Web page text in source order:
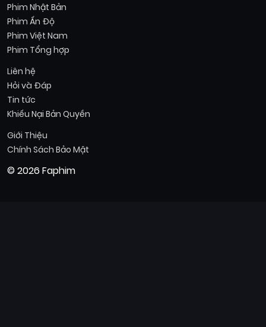
Phim Nhật Bản
Phim Ấn Độ
Phim Việt Nam
Phim Tổng hợp
Liên hệ
Hỏi và Đáp
Tin tức
Khiếu Nại Bản Quyền
Giới Thiệu
Chính Sách Bảo Mật
© 2026 Faphim